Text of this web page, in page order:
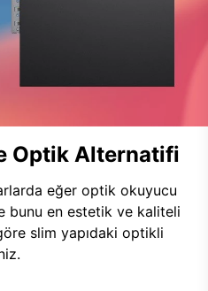
Optik Alternatifi
eğer optik okuyucu
bunu en estetik ve kaliteli
slim yapıdaki optikli